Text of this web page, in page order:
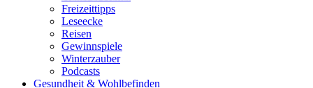
Freizeittipps
Leseecke
Reisen
Gewinnspiele
Winterzauber
Podcasts
Gesundheit & Wohlbefinden